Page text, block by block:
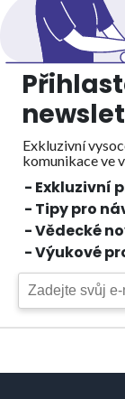
Exkluzivní
komunikace ve
- Exkluzivní
- Tipy pro
- Vědecké
- Výukové